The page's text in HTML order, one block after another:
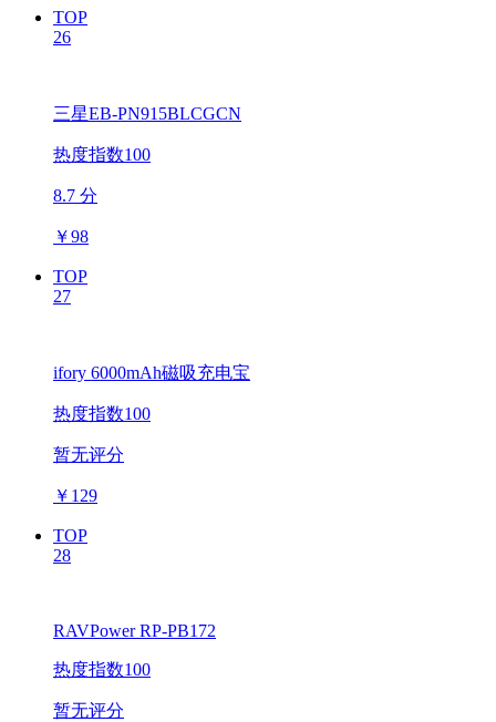
TOP
26
三星EB-PN915BLCGCN
热度指数100
8.7 分
￥98
TOP
27
ifory 6000mAh磁吸充电宝
热度指数100
暂无评分
￥ 129
TOP
28
RAVPower RP-PB172
热度指数100
暂无评分